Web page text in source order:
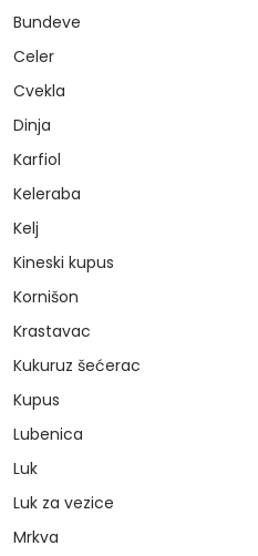
Bundeve
Celer
Cvekla
Dinja
Karfiol
Keleraba
Kelj
Kineski kupus
Kornišon
Krastavac
Kukuruz šećerac
Kupus
Lubenica
Luk
Luk za vezice
Mrkva